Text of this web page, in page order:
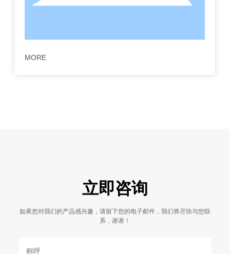
MORE
立即咨询
如果您对我们的产品感兴趣，请留下您的电子邮件，我们将尽快与您联
系，谢谢！